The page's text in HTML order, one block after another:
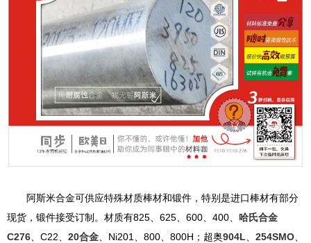
阿斯米合金可供应特殊材质棒材和锻件，特别是进口棒材有部分
现货，锻件接受订制。材质有825、625、600、400、 哈氏合金
C276 、C22、 20合金 、Ni201、800、800H；超奥904L 254SMO